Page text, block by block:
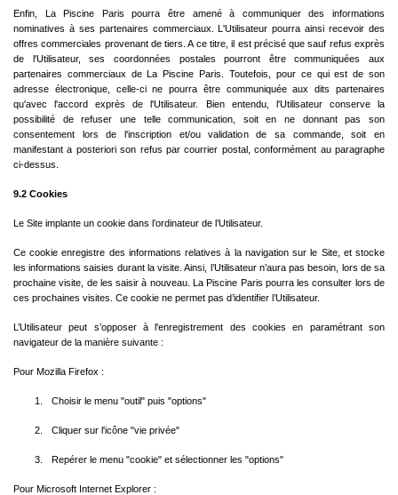
Enfin, La Piscine Paris pourra être amené à communiquer des informations
nominatives à ses partenaires commerciaux. L'Utilisateur pourra ainsi recevoir des
offres commerciales provenant de tiers. A ce titre, il est précisé que sauf refus exprès
de l'Utilisateur, ses coordonnées postales pourront être communiquées aux
partenaires commerciaux de La Piscine Paris. Toutefois, pour ce qui est de son
adresse électronique, celle-ci ne pourra être communiquée aux dits partenaires
qu'avec l'accord exprès de l'Utilisateur. Bien entendu, l'Utilisateur conserve la
possibilité de refuser une telle communication, soit en ne donnant pas son
consentement lors de l'inscription et/ou validation de sa commande, soit en
manifestant a posteriori son refus par courrier postal, conformément au paragraphe
ci-dessus.
9.2 Cookies
Le Site implante un cookie dans l’ordinateur de l’Utilisateur.
Ce cookie enregistre des informations relatives à la navigation sur le Site, et stocke
les informations saisies durant la visite. Ainsi, l’Utilisateur n’aura pas besoin, lors de sa
prochaine visite, de les saisir à nouveau. La Piscine Paris pourra les consulter lors de
ces prochaines visites. Ce cookie ne permet pas d’identifier l’Utilisateur.
L’Utilisateur peut s’opposer à l'enregistrement des cookies en paramétrant son
navigateur de la manière suivante :
Pour Mozilla Firefox :
1. Choisir le menu "outil" puis "options"
2. Cliquer sur l'icône "vie privée"
3. Repérer le menu "cookie" et sélectionner les "options"
Pour Microsoft Internet Explorer :